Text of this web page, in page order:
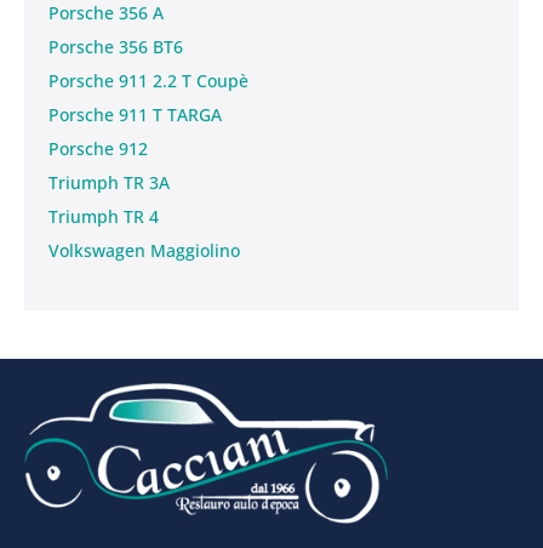
Porsche 356 A
Porsche 356 BT6
Porsche 911 2.2 T Coupè
Porsche 911 T TARGA
Porsche 912
Triumph TR 3A
Triumph TR 4
Volkswagen Maggiolino